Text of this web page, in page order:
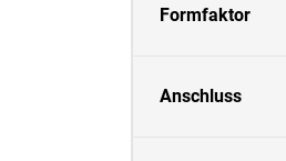
Formfaktor
Anschluss